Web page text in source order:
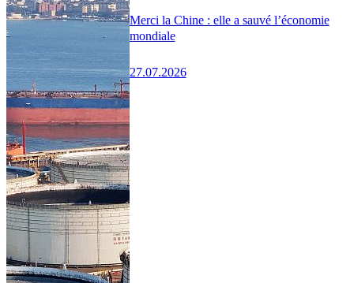
Merci la Chine : elle a sauvé l’économie
mondiale
27.07.2026